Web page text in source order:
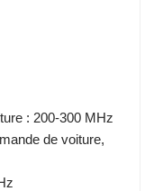
: 200-300 MHz
de voiture,